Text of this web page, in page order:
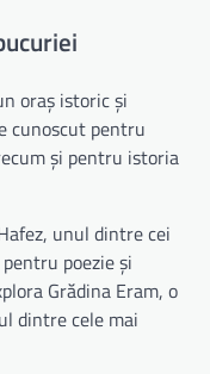
oraș istoric și
cunoscut pentru
și pentru istoria
unul dintre cei
poezie și
Grădina Eram, o
dintre cele mai